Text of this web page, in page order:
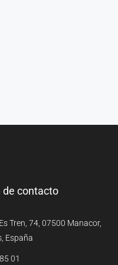
contacto
Tren, 74, 07500 Manacor,
España
01